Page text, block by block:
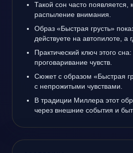
Такой сон часто появляется,
распыление внимания.
Образ «Быстрая грусть»
действуете на автопилоте, а
Практический ключ этого
проговаривание чувств.
Сюжет с образом «Быстрая
с непрожитыми чувствами.
В традиции Миллера этот
через внешние события и